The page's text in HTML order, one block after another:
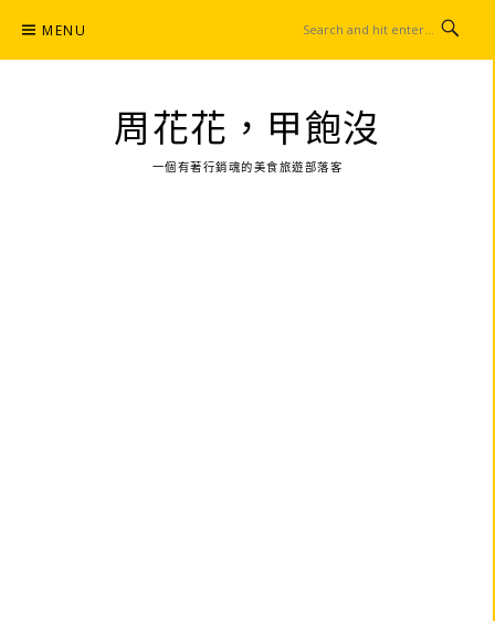
content
MENU
周花花，甲飽沒
一個有著行銷魂的美食旅遊部落客